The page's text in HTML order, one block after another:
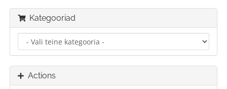
Kategooriad
Actions